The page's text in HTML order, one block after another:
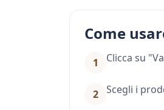
Come
1 Clicca su
2 Scegli i